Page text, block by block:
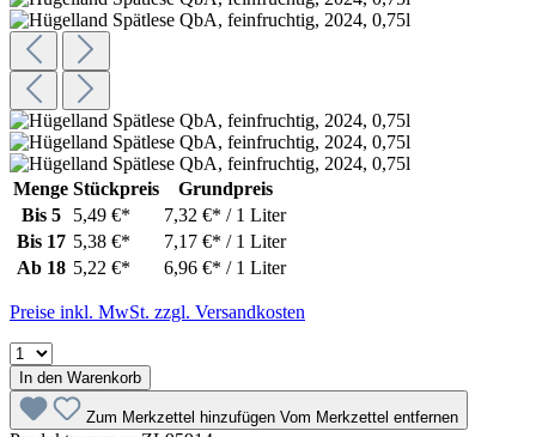
Menge Stückpreis
Grundpreis
Bis 5 5,49 €*
7,32 €* / 1 Liter
Bis 17 5,38 €*
7,17 €* / 1 Liter
Ab 18 5,22 €* 6,96 €* / 1 Liter
Preise inkl. MwSt. zzgl. Versandkosten
In den Warenkorb
Zum Merkzettel hinzufügen Vom Merkzettel entfernen